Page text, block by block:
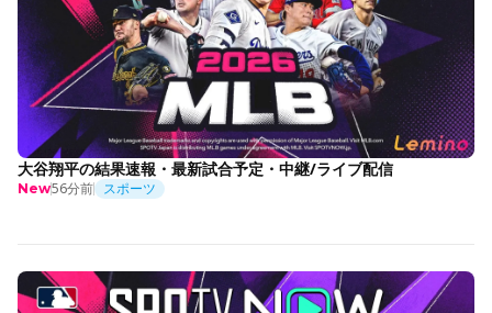
大谷翔平の結果速報・最新試合予定・中継/ライブ配信
New56分前 スポーツ